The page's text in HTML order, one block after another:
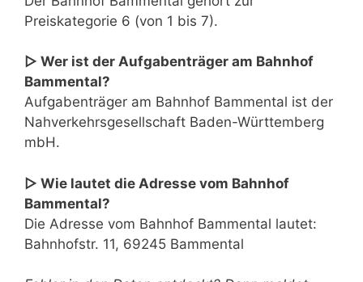
Preiskategorie 6 (von 1 bis 7).
▷ Wer ist der Aufgabenträger am Bahnhof
Bammental?
Aufgabenträger am Bahnhof Bammental ist der
Nahverkehrsgesellschaft Baden-Württemberg
mbH.
▷ Wie lautet die Adresse vom Bahnhof
Bammental?
Die Adresse vom Bahnhof Bammental lautet:
Bahnhofstr. 11, 69245 Bammental